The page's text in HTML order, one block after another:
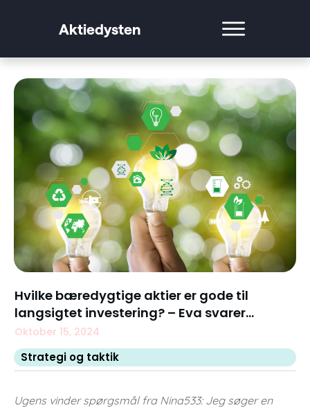
Aktiedysten
Hvilke bæredygtige aktier er gode til
langsigtet investering? – Eva svarer…
Oktober 15, 2024
Strategi og taktik
Ugens vinder spørgsmål fra Nina533: Jeg søger en